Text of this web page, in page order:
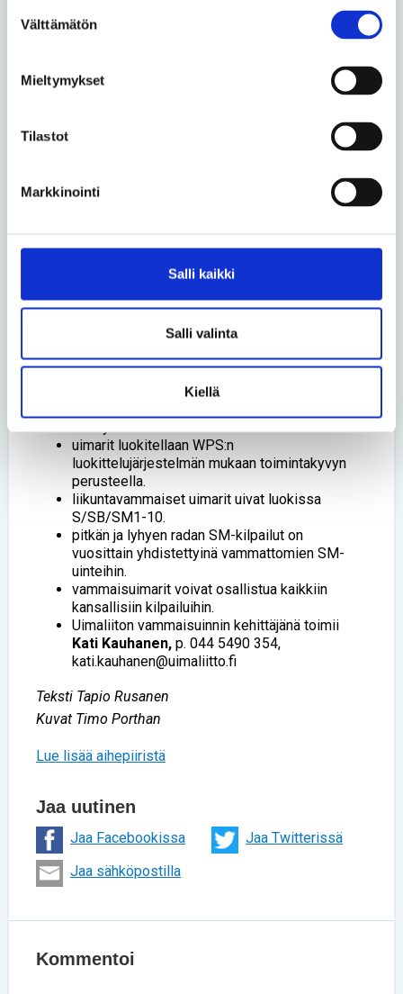
valinta
Välttämätön
Mieltymykset
Tilastot
Markkinointi
Salli kaikki
Salli valinta
Kiellä
joiden tavoitteena ei ole kilpailutoiminta, vaan
Hengenpelastusliitto SUH:n uimaopetuksen
tekeminen ja oppiminen vedessä olisi mielekästä.
yksi suosituimmista vammaisurheilulajeista
uimarit luokitellaan WPS:n
luokittelujärjestelmän mukaan toimintakyvyn
perusteella.
liikuntavammaiset uimarit uivat luokissa
S/SB/SM1-10.
pitkän ja lyhyen radan SM-kilpailut on
vuosittain yhdistettyinä vammattomien SM-
uinteihin.
vammaisuimarit voivat osallistua kaikkiin
kansallisiin kilpailuihin.
Uimaliiton vammaisuinnin kehittäjänä toimii
Kati Kauhanen, p. 044 5490 354,
kati.kauhanen@uimaliitto.fi
Teksti Tapio Rusanen
Kuvat Timo Porthan
Lue lisää aihepiiristä
Jaa uutinen
Jaa Facebookissa
Jaa Twitterissä
Jaa sähköpostilla
Kommentoi